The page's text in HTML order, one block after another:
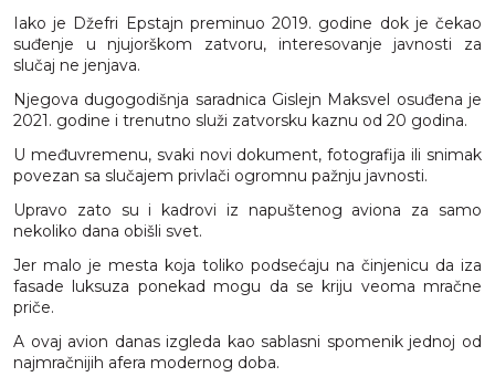
Iako je Džefri Epstajn preminuo 2019. godine dok je čekao
suđenje u njujorškom zatvoru, interesovanje javnosti za
slučaj ne jenjava.
Njegova dugogodišnja saradnica Gislejn Maksvel osuđena je
2021. godine i trenutno služi zatvorsku kaznu od 20 godina.
U međuvremenu, svaki novi dokument, fotografija ili snimak
povezan sa slučajem privlači ogromnu pažnju javnosti.
Upravo zato su i kadrovi iz napuštenog aviona za samo
nekoliko dana obišli svet.
Jer malo je mesta koja toliko podsećaju na činjenicu da iza
fasade luksuza ponekad mogu da se kriju veoma mračne
priče.
A ovaj avion danas izgleda kao sablasni spomenik jednoj od
najmračnijih afera modernog doba.